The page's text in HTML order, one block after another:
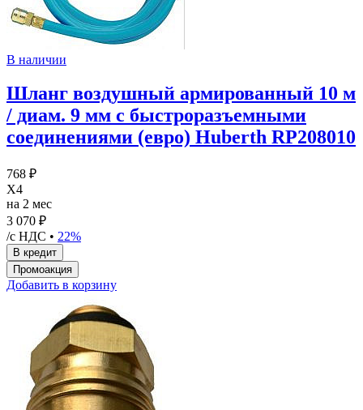
В наличии
Шланг воздушный армированный 10 м
/ диам. 9 мм с быстроразъемными
соединениями (евро) Huberth RP208010
768 ₽
X4
на 2 мес
3 070 ₽
/с НДС • 22%
Добавить в корзину